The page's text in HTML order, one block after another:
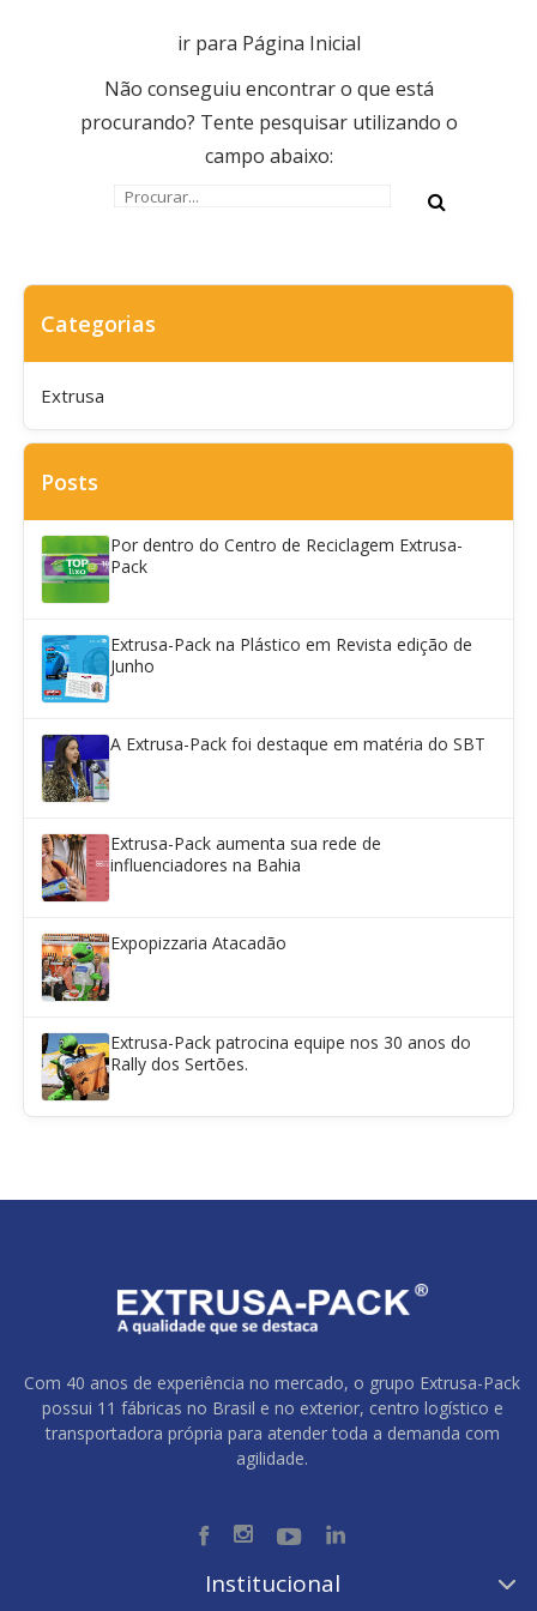
ir para Página Inicial
Não conseguiu encontrar o que está
procurando? Tente pesquisar utilizando o
campo abaixo:
Categorias
Extrusa
Posts
Por dentro do Centro de Reciclagem Extrusa-
Pack
Extrusa-Pack na Plástico em Revista edição de
Junho
A Extrusa-Pack foi destaque em matéria do SBT
Extrusa-Pack aumenta sua rede de
influenciadores na Bahia
Expopizzaria Atacadão
Extrusa-Pack patrocina equipe nos 30 anos do
Rally dos Sertões.
Com 40 anos de experiência no mercado, o grupo Extrusa-Pack
possui 11 fábricas no Brasil e no exterior, centro logístico e
transportadora própria para atender toda a demanda com
agilidade.
Institucional